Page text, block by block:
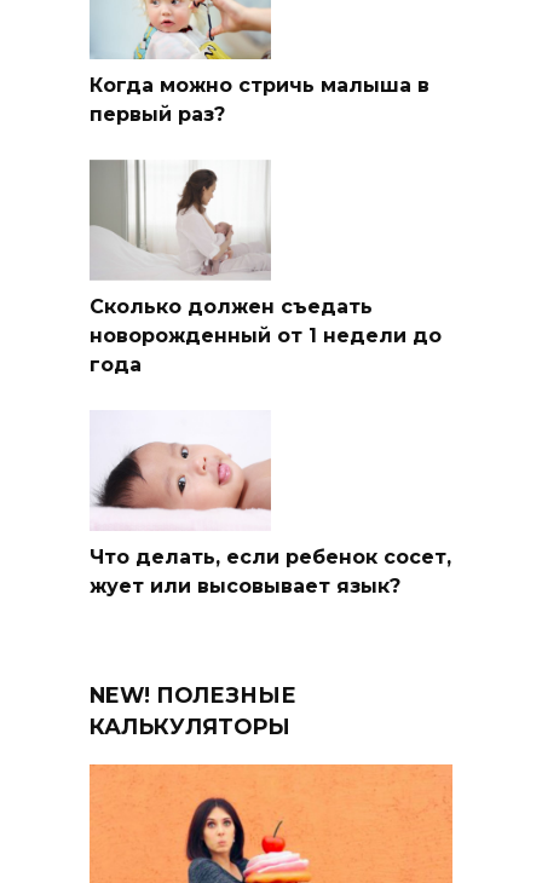
Когда можно стричь малыша в
первый раз?
Сколько должен съедать
новорожденный от 1 недели до
года
Что делать, если ребенок сосет,
жует или высовывает язык?
NEW! ПОЛЕЗНЫЕ
КАЛЬКУЛЯТОРЫ